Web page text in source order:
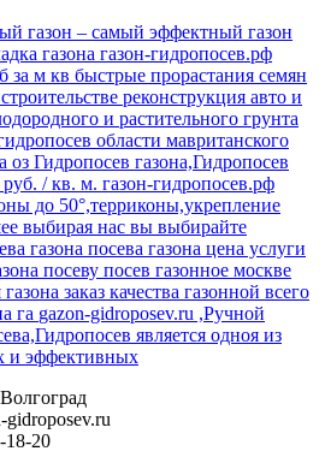
газон – самый эффектный газон
газона газон-гидропосев.рф
за м кв быстрые прорастания семян
реконструкция авто и
и растительного грунта
области мавританского
оз Гидропосев газона,Гидропосев
руб. / кв. м. газон-гидропосев.рф
до 50°,терриконы,укрепление
выбирая нас вы выбирайте
газона посева газона цена услуги
посеву посев газонное москве
заказ качества газонной всего
га gazon-gidroposev.ru ,Ручной
является одноя из
и эффективных
18-20